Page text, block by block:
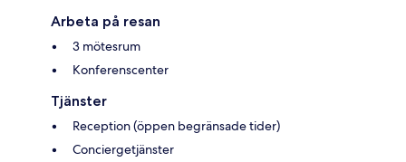
Arbeta på resan
3 mötesrum
Konferenscenter
Tjänster
Reception (öppen begränsade tider)
Conciergetjänster